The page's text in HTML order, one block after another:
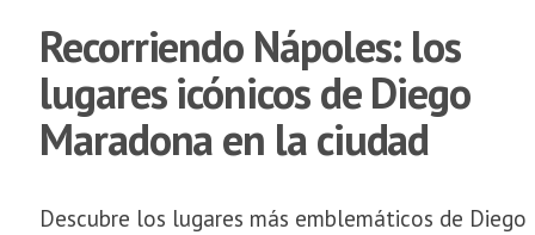
Recorriendo Nápoles: los
lugares icónicos de Diego
Maradona en la ciudad
Descubre los lugares más emblemáticos de Diego